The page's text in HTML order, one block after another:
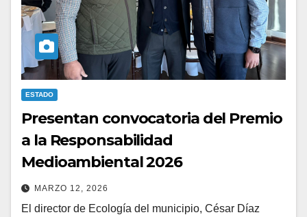
ESTADO
Presentan convocatoria del Premio
a la Responsabilidad
Medioambiental 2026
MARZO 12, 2026
El director de Ecología del municipio, César Díaz